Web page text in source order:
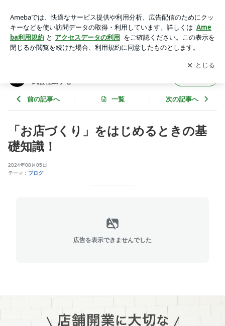
事・改装リニューアル工事｜株式会社ムラセ
アプリをダウンロードして ブログの更新通知
を受け取りまし
ょう。
開く
式会社ムラセ
前の記事へ 一覧 次の記事へ
「お店づくり」をはじめるときの基
礎知識！
2024年08月05日
テーマ： ブログ
広告を表示できませんでした